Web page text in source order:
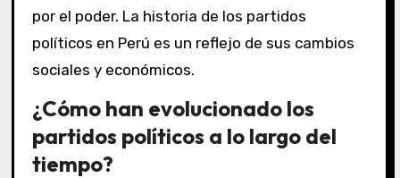
por el poder. La historia de los partidos
políticos en Perú es un reflejo de sus cambios
sociales y económicos.
¿Cómo han evolucionado los
partidos políticos a lo largo del
tiempo?